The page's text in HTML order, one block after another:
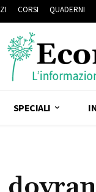
CORSI QUADERNI
SPECIALI